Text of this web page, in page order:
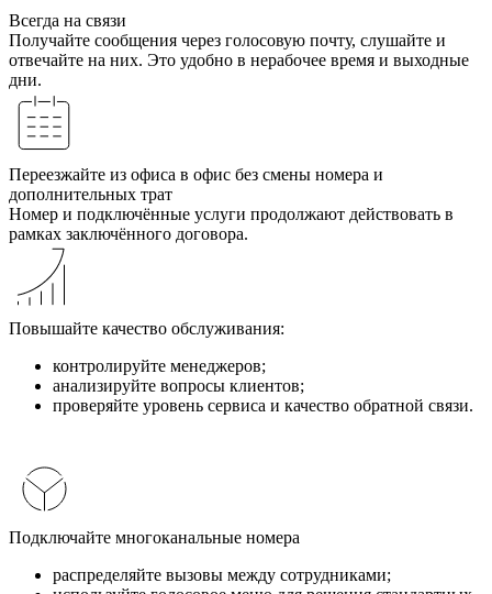
Всегда на связи
Получайте сообщения через голосовую почту, слушайте и
отвечайте на них. Это удобно в нерабочее время и выходные
дни.
Переезжайте из офиса в офис без смены номера и
дополнительных трат
Номер и подключённые услуги продолжают действовать в
рамках заключённого договора.
Повышайте качество обслуживания:
контролируйте менеджеров;
анализируйте вопросы клиентов;
проверяйте уровень сервиса и качество обратной связи.
Подключайте многоканальные номера
распределяйте вызовы между сотрудниками;